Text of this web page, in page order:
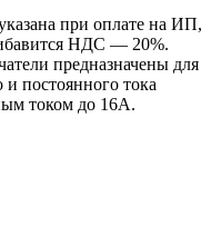
при оплате на ИП,
НДС ― 20%.
предназначены для
постоянного тока
током до 16А.